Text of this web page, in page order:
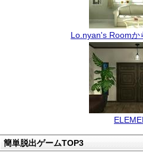
Lo.nyan's Roomか
簡単脱出ゲームTOP3